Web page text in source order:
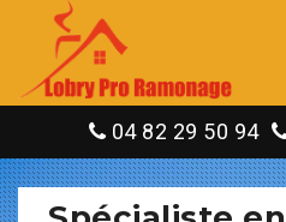
04 82 29 50 94